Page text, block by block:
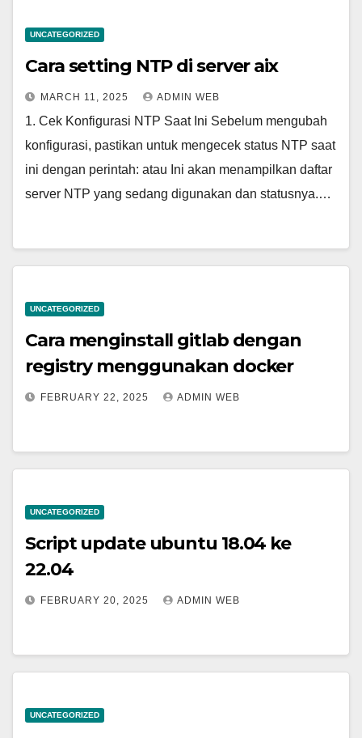
UNCATEGORIZED
Cara setting NTP di server aix
MARCH 11, 2025 ADMIN WEB
1. Cek Konfigurasi NTP Saat Ini Sebelum mengubah
konfigurasi, pastikan untuk mengecek status NTP saat
ini dengan perintah: atau Ini akan menampilkan daftar
server NTP yang sedang digunakan dan statusnya.…
UNCATEGORIZED
Cara menginstall gitlab dengan
registry menggunakan docker
FEBRUARY 22, 2025 ADMIN WEB
UNCATEGORIZED
Script update ubuntu 18.04 ke
22.04
FEBRUARY 20, 2025 ADMIN WEB
UNCATEGORIZED